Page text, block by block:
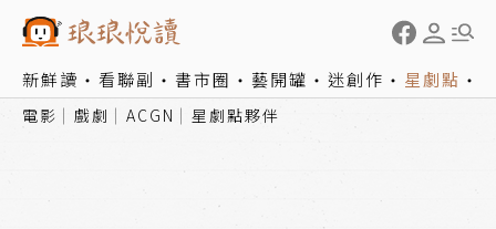
新鮮讀 看聯副 書市圈 藝開罐 迷創作 星劇點
電影 戲劇 ACGN 星劇點夥伴